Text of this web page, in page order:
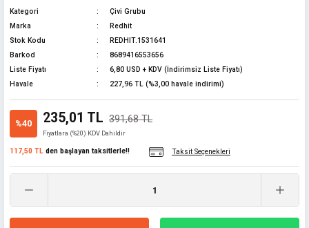
Kategori
Çivi Grubu
Marka
Redhit
Stok Kodu
REDHIT.1531641
Barkod
8689416553656
Liste Fiyatı
6,80 USD + KDV (İndirimsiz Liste Fiyatı)
Havale
227,96 TL (%3,00 havale indirimi)
%40 235,01 TL 391,68 TL
Fiyatlara (%20) KDV Dahildir
117,50 TL den başlayan taksitlerle!! Taksit Seçenekleri